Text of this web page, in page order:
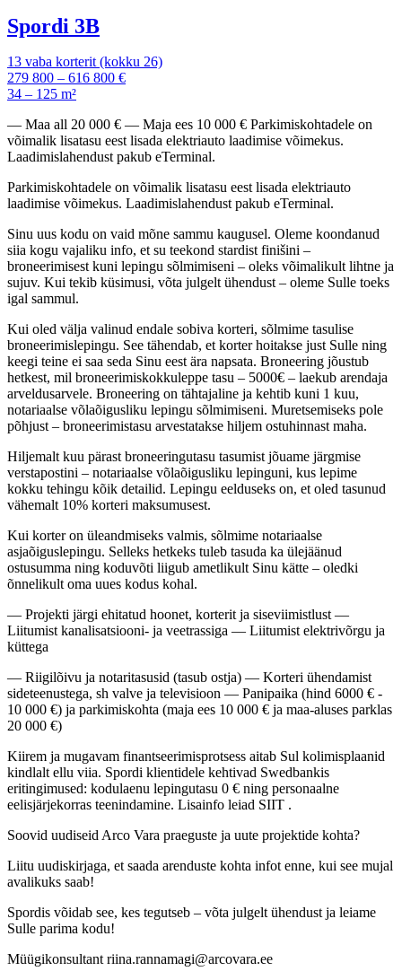
Spordi 3B
13 vaba korterit (kokku 26)
279 800 – 616 800 €
34 – 125 m²
— Maa all 20 000 € — Maja ees 10 000 € Parkimiskohtadele on
võimalik lisatasu eest lisada elektriauto laadimise võimekus.
Laadimislahendust pakub eTerminal.
Parkimiskohtadele on võimalik lisatasu eest lisada elektriauto
laadimise võimekus. Laadimislahendust pakub eTerminal.
Sinu uus kodu on vaid mõne sammu kaugusel. Oleme koondanud
siia kogu vajaliku info, et su teekond stardist finišini –
broneerimisest kuni lepingu sõlmimiseni – oleks võimalikult lihtne ja
sujuv. Kui tekib küsimusi, võta julgelt ühendust – oleme Sulle toeks
igal sammul.
Kui oled välja valinud endale sobiva korteri, sõlmime tasulise
broneerimislepingu. See tähendab, et korter hoitakse just Sulle ning
keegi teine ei saa seda Sinu eest ära napsata. Broneering jõustub
hetkest, mil broneerimiskokkuleppe tasu – 5000€ – laekub arendaja
arveldusarvele. Broneering on tähtajaline ja kehtib kuni 1 kuu,
notariaalse võlaõigusliku lepingu sõlmimiseni. Muretsemiseks pole
põhjust – broneerimistasu arvestatakse hiljem ostuhinnast maha.
Hiljemalt kuu pärast broneeringutasu tasumist jõuame järgmise
verstapostini – notariaalse võlaõigusliku lepinguni, kus lepime
kokku tehingu kõik detailid. Lepingu eelduseks on, et oled tasunud
vähemalt 10% korteri maksumusest.
Kui korter on üleandmiseks valmis, sõlmime notariaalse
asjaõiguslepingu. Selleks hetkeks tuleb tasuda ka ülejäänud
ostusumma ning koduvõti liigub ametlikult Sinu kätte – oledki
õnnelikult oma uues kodus kohal.
— Projekti järgi ehitatud hoonet, korterit ja siseviimistlust —
Liitumist kanalisatsiooni- ja veetrassiga — Liitumist elektrivõrgu ja
küttega
— Riigilõivu ja notaritasusid (tasub ostja) — Korteri ühendamist
sideteenustega, sh valve ja televisioon — Panipaika (hind 6000 € -
10 000 €) ja parkimiskohta (maja ees 10 000 € ja maa-aluses parklas
20 000 €)
Kiirem ja mugavam finantseerimisprotsess aitab Sul kolimisplaanid
kindlalt ellu viia. Spordi klientidele kehtivad Swedbankis
eritingimused: kodulaenu lepingutasu 0 € ning personaalne
eelisjärjekorras teenindamine. Lisainfo leiad SIIT .
Soovid uudiseid Arco Vara praeguste ja uute projektide kohta?
Liitu uudiskirjaga, et saada arenduste kohta infot enne, kui see mujal
avalikuks saab!
Spordis võidab see, kes tegutseb – võta julgelt ühendust ja leiame
Sulle parima kodu!
Müügikonsultant riina.rannamagi@arcovara.ee